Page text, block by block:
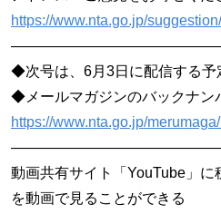
https://www.nta.go.jp/
◆次号は、6月3日に配信する予
◆メールマガジンのバックナン
https://www.nta.go.jp/
動画共有サイト「YouTube」
を動画で見ることができる